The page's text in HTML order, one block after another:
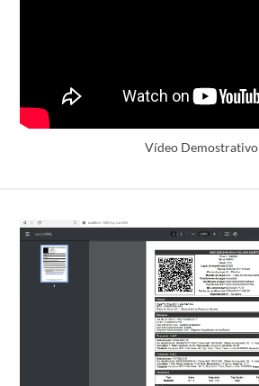
Vídeo Demostrativo